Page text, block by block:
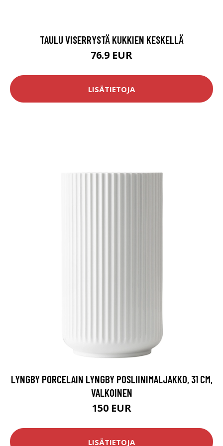
TAULU VISERRYSTÄ KUKKIEN KESKELLÄ
76.9 EUR
LISÄTIETOJA
LYNGBY PORCELAIN LYNGBY POSLIINIMALJAKKO, 31 CM,
VALKOINEN
150 EUR
LISÄTIETOJA